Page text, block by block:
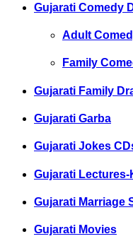
Gujarati Comedy
Adult
Family
Gujarati Family
Gujarati Garba
Gujarati Jokes
Gujarati
Gujarati Marriage
Gujarati Movies